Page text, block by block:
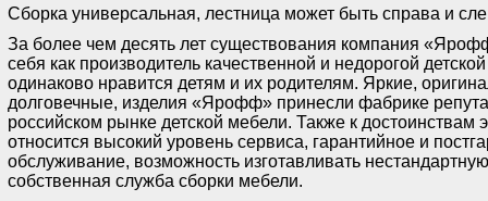
Сборка универсальная, лестница может быть справа и
За более чем десять лет существования компания
себя как производитель качественной и недорогой
одинаково нравится детям и их родителям. Яркие,
долговечные, изделия «Ярофф» принесли фабрике
российском рынке детской мебели. Также к достоинствам
относится высокий уровень сервиса, гарантийное и
обслуживание, возможность изготавливать
собственная служба сборки мебели.